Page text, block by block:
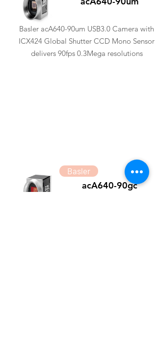
Basler acA640-90um USB3.0 Camera with
ICX424 Global Shutter CCD Mono Sensor
delivers 90fps 0.3Mega resolutions
Basler
acA640-90gc